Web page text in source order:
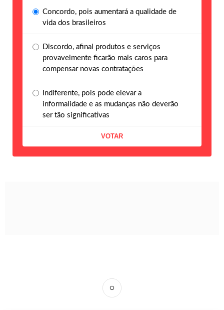
Concordo, pois aumentará a qualidade de
vida dos brasileiros
Discordo, afinal produtos e serviços
provavelmente ficarão mais caros para
compensar novas contratações
Indiferente, pois pode elevar a
informalidade e as mudanças não deverão
ser tão significativas